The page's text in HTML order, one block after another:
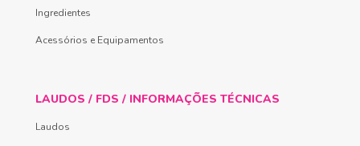
Ingredientes
Acessórios e Equipamentos
LAUDOS / FDS / INFORMAÇÕES TÉCNICAS
Laudos